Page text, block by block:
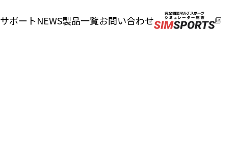
サポートNEWS製品一覧お問い合わせ